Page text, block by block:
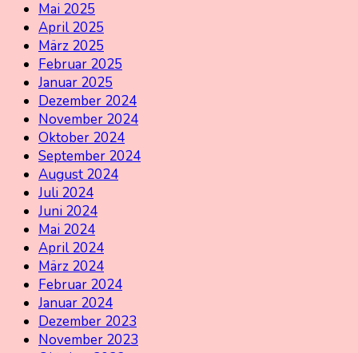
Mai 2025
April 2025
März 2025
Februar 2025
Januar 2025
Dezember 2024
November 2024
Oktober 2024
September 2024
August 2024
Juli 2024
Juni 2024
Mai 2024
April 2024
März 2024
Februar 2024
Januar 2024
Dezember 2023
November 2023